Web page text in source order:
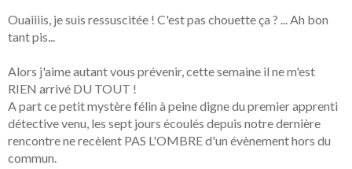
Ouaiiiis, je suis ressuscitée ! C'est pas chouette ça ? ... Ah bon
tant pis...
Alors j'aime autant vous prévenir, cette semaine il ne m'est
RIEN arrivé DU TOUT !
A part ce petit mystère félin à peine digne du premier apprenti
détective venu, les sept jours écoulés depuis notre dernière
rencontre ne recèlent PAS L'OMBRE d'un évènement hors du
commun.